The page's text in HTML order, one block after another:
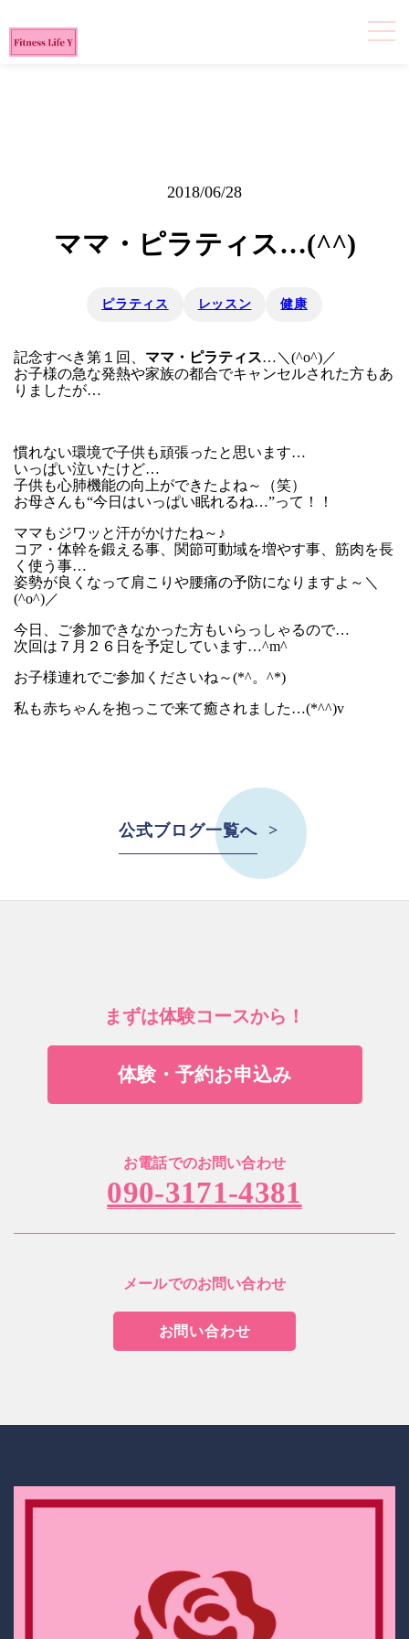
2018/06/28
ママ・ピラティス…(^^)
ピラティス レッスン 健康
記念すべき第１回、 ママ・ピラティス…＼(^o^)／
お子様の急な発熱や家族の都合でキャンセルされた方もあ
りましたが…
慣れない環境で子供も頑張ったと思います…
いっぱい泣いたけど…
子供も心肺機能の向上ができたよね～（笑）
お母さんも“今日はいっぱい眠れるね…”って！！
ママもジワッと汗がかけたね～♪
コア・体幹を鍛える事、関節可動域を増やす事、筋肉を長
く使う事…
姿勢が良くなって肩こりや腰痛の予防になりますよ～＼
(^o^)／
今日、ご参加できなかった方もいらっしゃるので…
次回は７月２６日を予定しています…^m^
お子様連れでご参加くださいね～(*^。^*)
私も赤ちゃんを抱っこで来て癒されました…(*^^)v
公式ブログ一覧へ
まずは体験コースから！
体験・予約お申込み
お電話でのお問い合わせ
090-3171-4381
メールでのお問い合わせ
お問い合わせ